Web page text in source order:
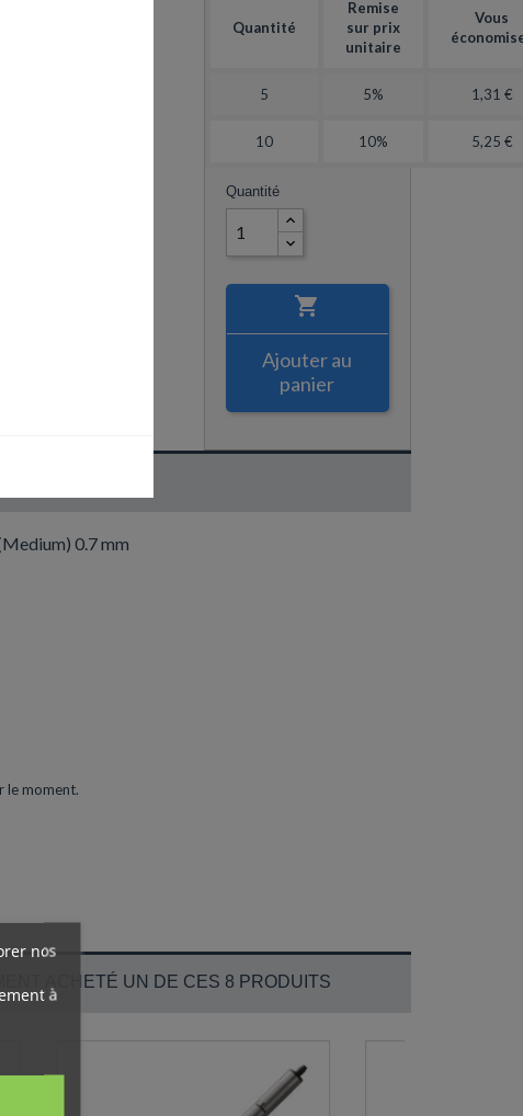
Quantité
Remise
sur prix
unitaire
Vous
5 5% 1,31 €
10 10% 5,25 €
Quantité

Ajouter au
panier
0.7 mm
le moment.
ACHETÉ UN DE CES 8 PRODUITS
nos
à